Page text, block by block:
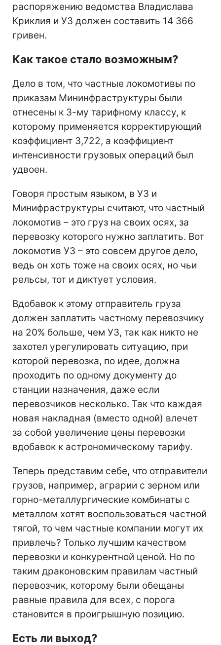
распоряжению ведомства Владислава
Криклия и УЗ должен составить 14 366
гривен.
Как такое стало возможным?
Дело в том, что частные локомотивы по
приказам Мининфраструктуры были
отнесены к 3-му тарифному классу, к
которому применяется корректирующий
коэффициент 3,722, а коэффициент
интенсивности грузовых операций был
удвоен.
Говоря простым языком, в УЗ и
Минифраструктуры считают, что частный
локомотив – это груз на своих осях, за
перевозку которого нужно заплатить. Вот
локомотив УЗ – это совсем другое дело,
ведь он хоть тоже на своих осях, но чьи
рельсы, тот и диктует условия.
Вдобавок к этому отправитель груза
должен заплатить частному перевозчику
на 20% больше, чем УЗ, так как никто не
захотел урегулировать ситуацию, при
которой перевозка, по идее, должна
проходить по одному документу до
станции назначения, даже если
перевозчиков несколько. Так что каждая
новая накладная (вместо одной) влечет
за собой увеличение цены перевозки
вдобавок к астрономическому тарифу.
Теперь представим себе, что отправители
грузов, например, аграрии с зерном или
горно-металлургические комбинаты с
металлом хотят воспользоваться частной
тягой, то чем частные компании могут их
привлечь? Только лучшим качеством
перевозки и конкурентной ценой. Но по
таким драконовским правилам частный
перевозчик, которому были обещаны
равные правила для всех, с порога
становится в проигрышную позицию.
Есть ли выход?